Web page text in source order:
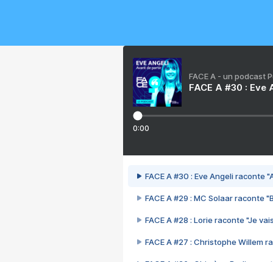
FACE A - un podcast
FACE A #30 :
0:00
FACE A #30 : Eve Angeli raconte
FACE A #29 : MC Solaar raconte
FACE A #28 : Lorie raconte "Je
FACE A #27 : Christophe Willem